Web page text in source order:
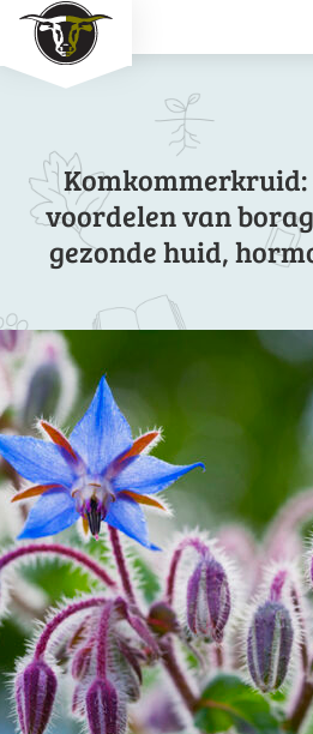
voordelen van
gezonde huid,